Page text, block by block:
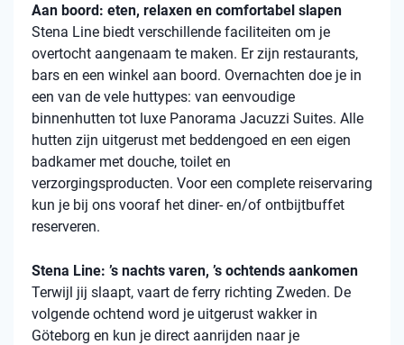
Aan boord: eten, relaxen en comfortabel slapen
Stena Line biedt verschillende faciliteiten om je
overtocht aangenaam te maken. Er zijn restaurants,
bars en een winkel aan boord. Overnachten doe je in
een van de vele huttypes: van eenvoudige
binnenhutten tot luxe Panorama Jacuzzi Suites. Alle
hutten zijn uitgerust met beddengoed en een eigen
badkamer met douche, toilet en
verzorgingsproducten. Voor een complete reiservaring
kun je bij ons vooraf het diner- en/of ontbijtbuffet
reserveren.
Stena Line: ’s nachts varen, ’s ochtends aankomen
Terwijl jij slaapt, vaart de ferry richting Zweden. De
volgende ochtend word je uitgerust wakker in
Göteborg en kun je direct aanrijden naar je